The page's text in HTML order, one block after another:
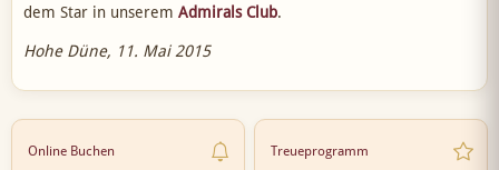
dem Star in unserem Admirals Club.
Hohe Düne, 11. Mai 2015
Online Buchen Treueprogramm